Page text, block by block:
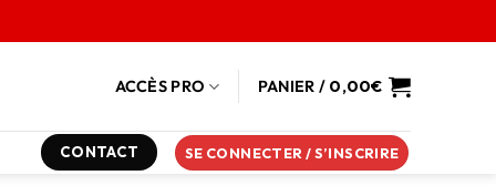
ACCÈS PRO PANIER / 0,00€
CONTACT SE CONNECTER / S’INSCRIRE